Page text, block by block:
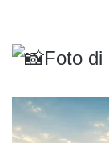
Foto di